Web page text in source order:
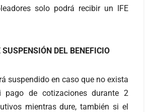
solo podrá recibir un IFE
DEL BENEFICIO
suspendido en caso que no exista
pago de cotizaciones durante 2
mientras dure, también si el